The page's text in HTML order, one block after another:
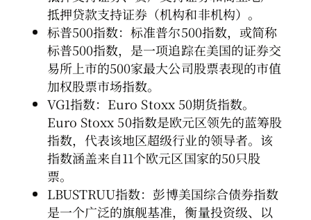
抵押贷款支持证券（机构和非机构）。
标普500指数：标准普尔500指数，或简称
标普500指数，是一项追踪在美国的证券交
易所上市的500家最大公司股票表现的市值
加权股票市场指数。
VG1指数：Euro Stoxx 50期货指数。
Euro Stoxx 50指数是欧元区领先的蓝筹股
指数，代表该地区超级行业的领导者。该
指数涵盖来自11个欧元区国家的50只股
票。
LBUSTRUU指数：彭博美国综合债券指数
是一个广泛的旗舰基准，衡量投资级、以